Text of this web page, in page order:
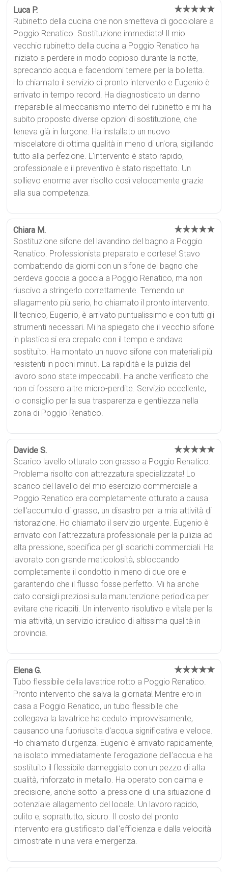
Luca P. ★★★★★
Rubinetto della cucina che non smetteva di gocciolare a
Poggio Renatico. Sostituzione immediata! Il mio
vecchio rubinetto della cucina a Poggio Renatico ha
iniziato a perdere in modo copioso durante la notte,
sprecando acqua e facendomi temere per la bolletta.
Ho chiamato il servizio di pronto intervento e Eugenio è
arrivato in tempo record. Ha diagnosticato un danno
irreparabile al meccanismo interno del rubinetto e mi ha
subito proposto diverse opzioni di sostituzione, che
teneva già in furgone. Ha installato un nuovo
miscelatore di ottima qualità in meno di un'ora, sigillando
tutto alla perfezione. L'intervento è stato rapido,
professionale e il preventivo è stato rispettato. Un
sollievo enorme aver risolto così velocemente grazie
alla sua competenza.
Chiara M. ★★★★★
Sostituzione sifone del lavandino del bagno a Poggio
Renatico. Professionista preparato e cortese! Stavo
combattendo da giorni con un sifone del bagno che
perdeva goccia a goccia a Poggio Renatico, ma non
riuscivo a stringerlo correttamente. Temendo un
allagamento più serio, ho chiamato il pronto intervento.
Il tecnico, Eugenio, è arrivato puntualissimo e con tutti gli
strumenti necessari. Mi ha spiegato che il vecchio sifone
in plastica si era crepato con il tempo e andava
sostituito. Ha montato un nuovo sifone con materiali più
resistenti in pochi minuti. La rapidità e la pulizia del
lavoro sono state impeccabili. Ha anche verificato che
non ci fossero altre micro-perdite. Servizio eccellente,
lo consiglio per la sua trasparenza e gentilezza nella
zona di Poggio Renatico.
Davide S. ★★★★★
Scarico lavello otturato con grasso a Poggio Renatico.
Problema risolto con attrezzatura specializzata! Lo
scarico del lavello del mio esercizio commerciale a
Poggio Renatico era completamente otturato a causa
dell'accumulo di grasso, un disastro per la mia attività di
ristorazione. Ho chiamato il servizio urgente. Eugenio è
arrivato con l'attrezzatura professionale per la pulizia ad
alta pressione, specifica per gli scarichi commerciali. Ha
lavorato con grande meticolosità, sbloccando
completamente il condotto in meno di due ore e
garantendo che il flusso fosse perfetto. Mi ha anche
dato consigli preziosi sulla manutenzione periodica per
evitare che ricapiti. Un intervento risolutivo e vitale per la
mia attività, un servizio idraulico di altissima qualità in
provincia.
Elena G. ★★★★★
Tubo flessibile della lavatrice rotto a Poggio Renatico.
Pronto intervento che salva la giornata! Mentre ero in
casa a Poggio Renatico, un tubo flessibile che
collegava la lavatrice ha ceduto improvvisamente,
causando una fuoriuscita d'acqua significativa e veloce.
Ho chiamato d'urgenza. Eugenio è arrivato rapidamente,
ha isolato immediatamente l'erogazione dell'acqua e ha
sostituito il flessibile danneggiato con un pezzo di alta
qualità, rinforzato in metallo. Ha operato con calma e
precisione, anche sotto la pressione di una situazione di
potenziale allagamento del locale. Un lavoro rapido,
pulito e, soprattutto, sicuro. Il costo del pronto
intervento era giustificato dall'efficienza e dalla velocità
dimostrate in una vera emergenza.